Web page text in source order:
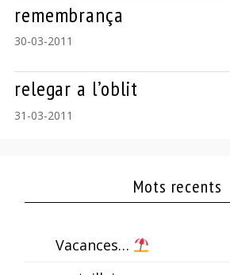
remembrança
30-03-2011
relegar a l’oblit
31-03-2011
Mots recents
Vacances…